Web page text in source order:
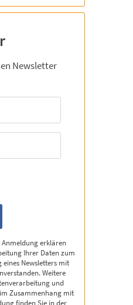
Newsletter
Anmeldung erklären
Ihrer Daten zum
eines Newsletters mit
Weitere
und
Zusammenhang mit